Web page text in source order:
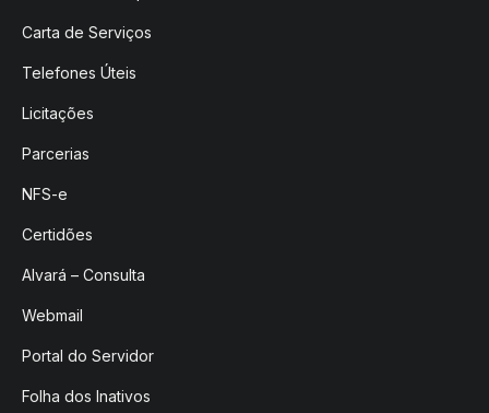
Carta de Serviços
Telefones Úteis
Licitações
Parcerias
NFS-e
Certidões
Alvará – Consulta
Webmail
Portal do Servidor
Folha dos Inativos